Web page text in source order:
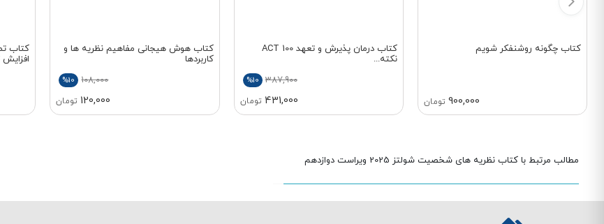
کتاب چگونه روشنفکر شویم
900,000 تومان
کتاب درمان پذیرش و تعهد ACT 100
نکته...
387,900
%10
431,000 تومان
کتاب هوش هیجانی مفاهیم نظریه ها و
کاربردها
108,000
%10
120,000 تومان
کتاب
مطالب مرتبط با کتاب نظریه های شخصیت شولتز 2025 ویراست دوازدهم